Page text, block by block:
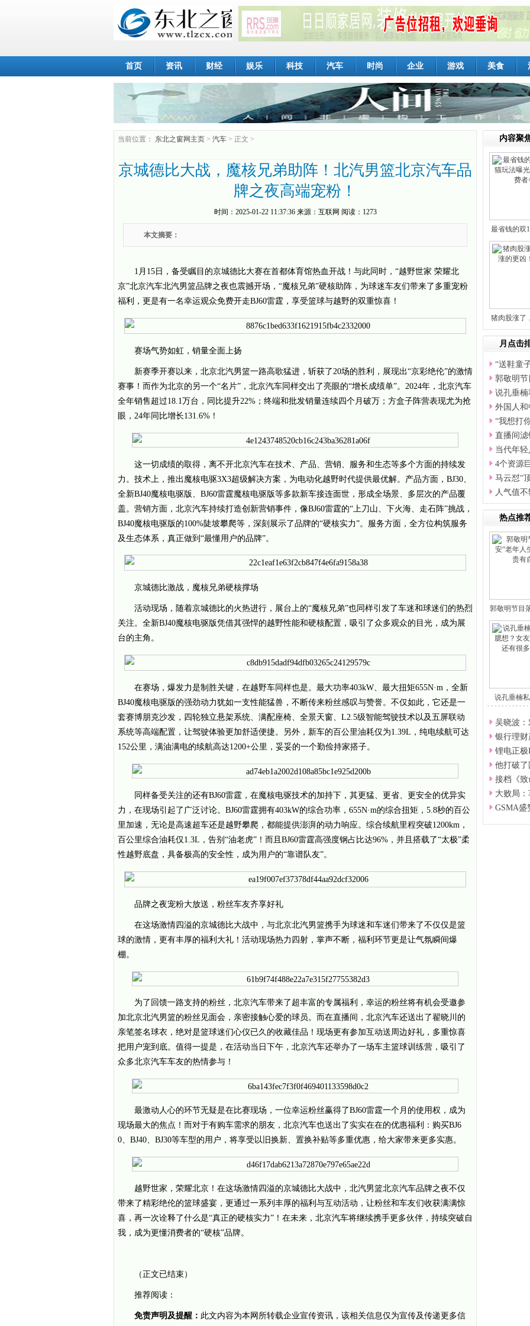
首页 资讯 财经 娱乐 科技 汽车 时尚 企业 游戏 美食
当前位置： 东北之窗网主页 > 汽车 > 正文 >
京城德比大战，魔核兄弟助阵！北汽男篮北京汽车品
牌之夜高端宠粉！
时间： 2025-01-22 11:37:36来源： 互联网 阅读：1273
本文摘要：
1月15日，备受瞩目的京城德比大赛在首都体育馆热血开战！与此同时，“越野世家 荣耀北
京”北京汽车北汽男篮品牌之夜也震撼开场，“魔核兄弟”硬核助阵，为球迷车友们带来了多重宠粉
福利，更是有一名幸运观众免费开走BJ60雷霆，享受篮球与越野的双重惊喜！
赛场气势如虹，销量全面上扬
新赛季开赛以来，北京北汽男篮一路高歌猛进，斩获了20场的胜利，展现出“京彩绝伦”的激情
赛事！而作为北京的另一个“名片”，北京汽车同样交出了亮眼的“增长成绩单”。2024年，北京汽车
全年销售超过18.1万台，同比提升22%；终端和批发销量连续四个月破万；方盒子阵营表现尤为抢
眼，24年同比增长131.6%！
这一切成绩的取得，离不开北京汽车在技术、产品、营销、服务和生态等多个方面的持续发
力。技术上，推出魔核电驱3X3超级解决方案，为电动化越野时代提供最优解。产品方面，BJ30、
全新BJ40魔核电驱版、BJ60雷霆魔核电驱版等多款新车接连面世，形成全场景、多层次的产品覆
盖。营销方面，北京汽车持续打造创新营销事件，像BJ60雷霆的“上刀山、下火海、走石阵”挑战，
BJ40魔核电驱版的100%陡坡攀爬等，深刻展示了品牌的“硬核实力”。服务方面，全方位构筑服务
及生态体系，真正做到“最懂用户的品牌”。
京城德比激战，魔核兄弟硬核撑场
活动现场，随着京城德比的火热进行，展台上的“魔核兄弟”也同样引发了车迷和球迷们的热烈
关注。全新BJ40魔核电驱版凭借其强悍的越野性能和硬核配置，吸引了众多观众的目光，成为展
台的主角。
在赛场，爆发力是制胜关键，在越野车同样也是。最大功率403kW、最大扭矩655N·m，全新
BJ40魔核电驱版的强劲动力犹如一支性能猛兽，不断传来粉丝感叹与赞誉。不仅如此，它还是一
套赛博朋克沙发，四轮独立悬架系统、满配座椅、全景天窗、L2.5级智能驾驶技术以及五屏联动
系统等高端配置，让驾驶体验更加舒适便捷。另外，新车的百公里油耗仅为1.39L，纯电续航可达
152公里，满油满电的续航高达1200+公里，妥妥的一个勤俭持家搭子。
同样备受关注的还有BJ60雷霆，在魔核电驱技术的加持下，其更猛、更省、更安全的优异实
力，在现场引起了广泛讨论。BJ60雷霆拥有403kW的综合功率，655N·m的综合扭矩，5.8秒的百公
里加速，无论是高速超车还是越野攀爬，都能提供澎湃的动力响应。综合续航里程突破1200km，
百公里综合油耗仅1.3L，告别“油老虎”！而且BJ60雷霆高强度钢占比达96%，并且搭载了“太极”柔
性越野底盘，具备极高的安全性，成为用户的“靠谱队友”。
品牌之夜宠粉大放送，粉丝车友齐享好礼
在这场激情四溢的京城德比大战中，与北京北汽男篮携手为球迷和车迷们带来了不仅仅是篮
球的激情，更有丰厚的福利大礼！活动现场热力四射，掌声不断，福利环节更是让气氛瞬间爆
棚。
为了回馈一路支持的粉丝，北京汽车带来了超丰富的专属福利，幸运的粉丝将有机会受邀参
加北京北汽男篮的粉丝见面会，亲密接触心爱的球员。而在直播间，北京汽车还送出了翟晓川的
亲笔签名球衣，绝对是篮球迷们心仪已久的收藏佳品！现场更有参加互动送周边好礼，多重惊喜
把用户宠到底。值得一提是，在活动当日下午，北京汽车还举办了一场车主篮球训练营，吸引了
众多北京汽车车友的热情参与！
最激动人心的环节无疑是在比赛现场，一位幸运粉丝赢得了BJ60雷霆一个月的使用权，成为
现场最大的焦点！而对于有购车需求的朋友，北京汽车也送出了实实在在的优惠福利：购买BJ6
0、BJ40、BJ30等车型的用户，将享受以旧换新、置换补贴等多重优惠，给大家带来更多实惠。
越野世家，荣耀北京！在这场激情四溢的京城德比大战中，北汽男篮北京汽车品牌之夜不仅
带来了精彩绝伦的篮球盛宴，更通过一系列丰厚的福利与互动活动，让粉丝和车友们收获满满惊
喜，再一次诠释了什么是“真正的硬核实力”！在未来，北京汽车将继续携手更多伙伴，持续突破自
我，成为更懂消费者的“硬核”品牌。
（正文已结束）
推荐阅读：
免责声明及提醒： 此文内容为本网所转载企业宣传资讯，该相关信息仅为宣传及传递更多信
内容聚
最省钱的双
猪肉股涨了
月点击
“送鞋童
郭敬明节
说孔垂
外国人
“我想打
直播间
当代年
4个资源
马云怼“
人气值
热点推
郭敬明节目
说孔垂楠
吴晓波
银行理财
锂电正极
他打破
接档《
大败局
GSMA盛